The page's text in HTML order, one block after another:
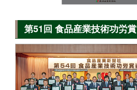
第51回 食品産業技術功労賞